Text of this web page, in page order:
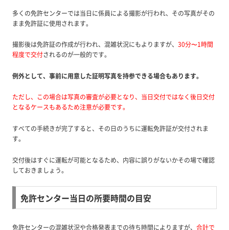
多くの免許センターでは当日に係員による撮影が行われ、その写真がその
まま免許証に使用されます。
撮影後は免許証の作成が行われ、混雑状況にもよりますが、 30分〜1時間
程度で交付されるのが一般的です。
例外として、事前に用意した証明写真を持参できる場合もあります。
ただし、この場合は写真の審査が必要となり、当日交付ではなく後日交付
となるケースもあるため注意が必要です。
すべての手続きが完了すると、その日のうちに運転免許証が交付されま
す。
交付後はすぐに運転が可能となるため、内容に誤りがないかその場で確認
しておきましょう。
免許センター当日の所要時間の目安
免許センターの混雑状況や合格発表までの待ち時間によりますが、 合計で